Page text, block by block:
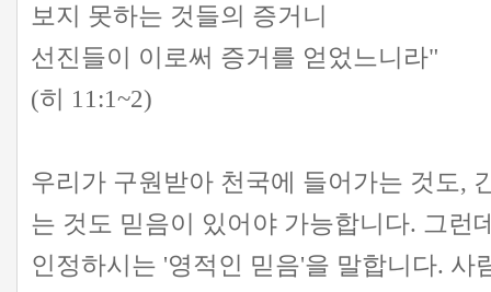
보지 못하는 것들의 증거니
선진들이 이로써 증거를 얻었느니라"
(히 11:1~2)
우리가 구원받아 천국에 들어가는 것도,
는 것도 믿음이 있어야 가능합니다. 그런
인정하시는 '영적인 믿음'을 말합니다. 사